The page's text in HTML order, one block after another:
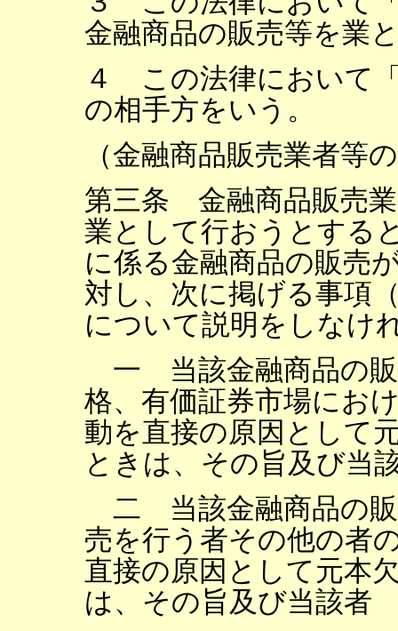
金融商品の販売等を業
４ この法律において
の相手方をいう。
（金融商品販売業者等
第三条 金融商品販売
業として行おうとする
に係る金融商品の販売
対し、次に掲げる事項
について説明をしなけ
一 当該金融商品の販
格、有価証券市場にお
動を直接の原因として
ときは、その旨及び当
二 当該金融商品の販
売を行う者その他の者
直接の原因として元本
は、その旨及び当該者